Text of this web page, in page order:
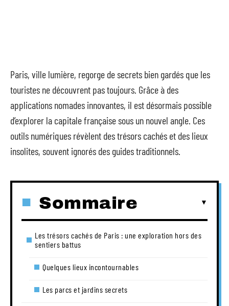
Paris, ville lumière, regorge de secrets bien gardés que les
touristes ne découvrent pas toujours. Grâce à des
applications nomades innovantes, il est désormais possible
d’explorer la capitale française sous un nouvel angle. Ces
outils numériques révèlent des trésors cachés et des lieux
insolites, souvent ignorés des guides traditionnels.
Sommaire
Les trésors cachés de Paris : une exploration hors des
sentiers battus
Quelques lieux incontournables
Les parcs et jardins secrets